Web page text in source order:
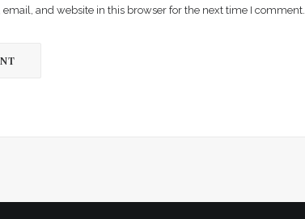
email, and website in this browser for the next time I comment.